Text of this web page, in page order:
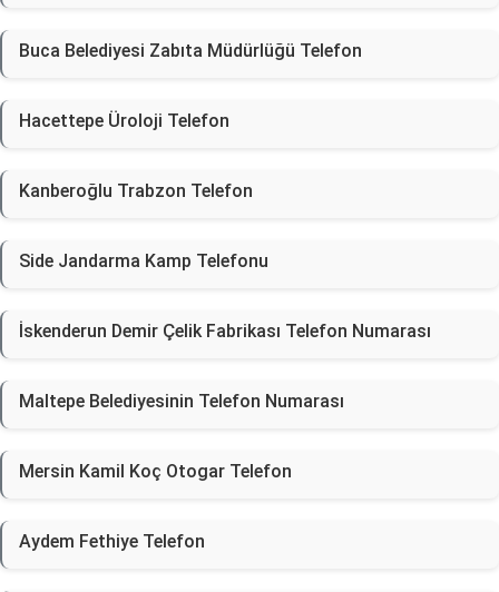
Buca Belediyesi Zabıta Müdürlüğü Telefon
Hacettepe Üroloji Telefon
Kanberoğlu Trabzon Telefon
Side Jandarma Kamp Telefonu
İskenderun Demir Çelik Fabrikası Telefon Numarası
Maltepe Belediyesinin Telefon Numarası
Mersin Kamil Koç Otogar Telefon
Aydem Fethiye Telefon